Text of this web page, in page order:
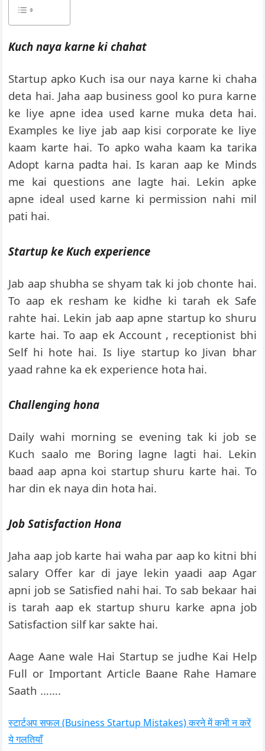
Kuch naya karne ki chahat
Startup apko Kuch isa our naya karne ki chaha
deta hai. Jaha aap business gool ko pura karne
ke liye apne idea used karne muka deta hai.
Examples ke liye jab aap kisi corporate ke liye
kaam karte hai. To apko waha kaam ka tarika
Adopt karna padta hai. Is karan aap ke Minds
me kai questions ane lagte hai. Lekin apke
apne ideal used karne ki permission nahi mil
pati hai.
Startup ke Kuch experience
Jab aap shubha se shyam tak ki job chonte hai.
To aap ek resham ke kidhe ki tarah ek Safe
rahte hai. Lekin jab aap apne startup ko shuru
karte hai. To aap ek Account , receptionist bhi
Self hi hote hai. Is liye startup ko Jivan bhar
yaad rahne ka ek experience hota hai.
Challenging hona
Daily wahi morning se evening tak ki job se
Kuch saalo me Boring lagne lagti hai. Lekin
baad aap apna koi startup shuru karte hai. To
har din ek naya din hota hai.
Job Satisfaction Hona
Jaha aap job karte hai waha par aap ko kitni bhi
salary Offer kar di jaye lekin yaadi aap Agar
apni job se Satisfied nahi hai. To sab bekaar hai
is tarah aap ek startup shuru karke apna job
Satisfaction silf kar sakte hai.
Aage Aane wale Hai Startup se judhe Kai Help
Full or Important Article Baane Rahe Hamare
Saath …….
स्टार्टअप सफल (Business Startup Mistakes) करने में कभी न करें
ये गलतियाँ